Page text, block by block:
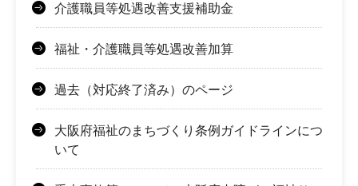
介護職員等処遇改善支援補助金
福祉・介護職員等処遇改善加算
過去（対応終了済み）のページ
大阪府福祉のまちづくり条例ガイドラインにつ
いて